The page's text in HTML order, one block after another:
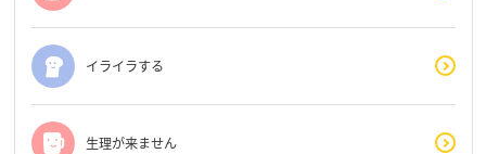
イライラする
生理が来ません